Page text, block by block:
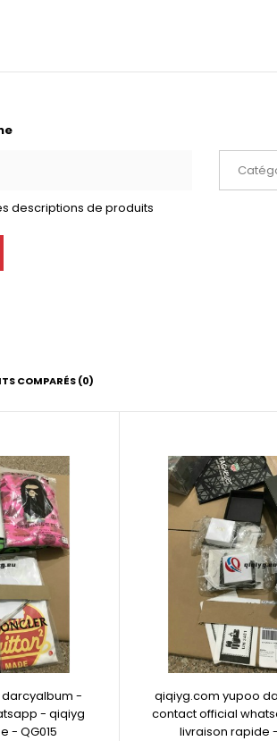
descriptions de produits
COMPARÉS (0)
-
- qiqiyg
- QG015
qiqiyg.com yupoo
contact official
livraison rapide -